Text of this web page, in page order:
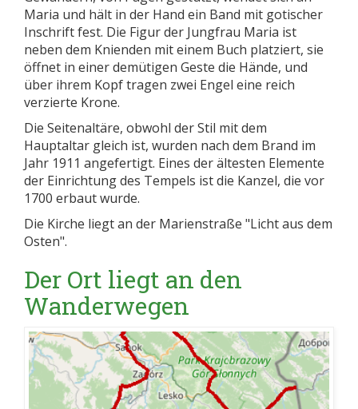
Maria und hält in der Hand ein Band mit gotischer
Inschrift fest. Die Figur der Jungfrau Maria ist
neben dem Knienden mit einem Buch platziert, sie
öffnet in einer demütigen Geste die Hände, und
über ihrem Kopf tragen zwei Engel eine reich
verzierte Krone.
Die Seitenaltäre, obwohl der Stil mit dem
Hauptaltar gleich ist, wurden nach dem Brand im
Jahr 1911 angefertigt. Eines der ältesten Elemente
der Einrichtung des Tempels ist die Kanzel, die vor
1700 erbaut wurde.
Die Kirche liegt an der Marienstraße "Licht aus dem
Osten".
Der Ort liegt an den
Wanderwegen